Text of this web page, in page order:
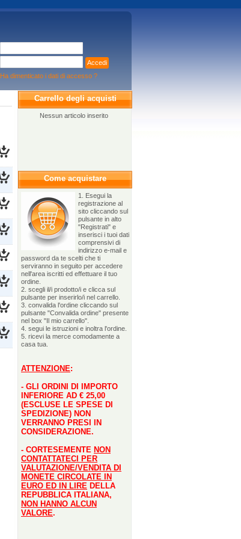
Accedi
Ha dimenticato i dati di accesso ?
Carrello degli acquisti
Nessun articolo inserito
Come acquistare
1. Esegui la
registrazione al
sito cliccando sul
pulsante in alto
"Registrati" e
inserisci i tuoi dati
comprensivi di
indirizzo e-mail e
password da te scelti che ti
serviranno in seguito per accedere
nell'area iscritti ed effettuare il tuo
ordine.
2. scegli il/i prodotto/i e clicca sul
pulsante per inserirlo/i nel carrello.
3. convalida l'ordine cliccando sul
pulsante "Convalida ordine" presente
nel box "Il mio carrello".
4. segui le istruzioni e inoltra l'ordine.
5. ricevi la merce comodamente a
casa tua.
ATTENZIONE:
- GLI ORDINI DI IMPORTO
INFERIORE AD € 25,00
(ESCLUSE LE SPESE DI
SPEDIZIONE) NON
VERRANNO PRESI IN
CONSIDERAZIONE.
- CORTESEMENTE NON
CONTATTATECI PER
VALUTAZIONE/VENDITA DI
MONETE CIRCOLATE IN
EURO ED IN LIRE DELLA
REPUBBLICA ITALIANA,
NON HANNO ALCUN
VALORE.